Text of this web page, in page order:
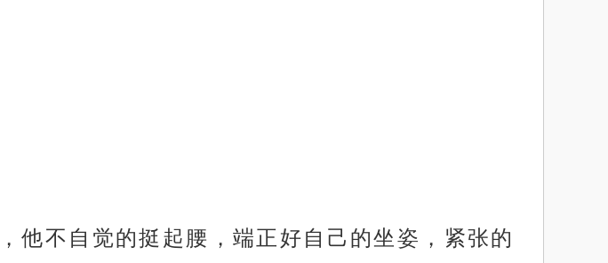
他不自觉的挺起腰，端正好自己的坐姿，紧张的